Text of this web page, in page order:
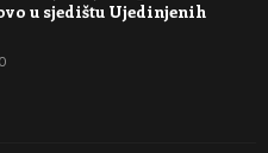
u sjedištu Ujedinjenih
0